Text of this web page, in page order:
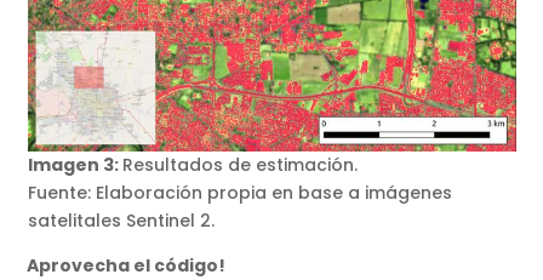
Imagen 3: Resultados de estimación.
Fuente: Elaboración propia en base a imágenes
satelitales Sentinel 2.
Aprovecha el código!